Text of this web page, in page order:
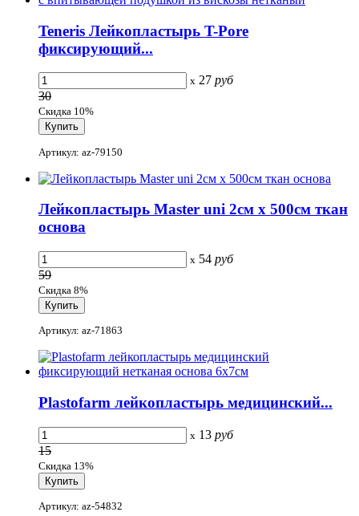
Teneris Лейкопластырь T-Pore
фиксирующий...
x 27 руб
30
Скидка 10%
Артикул: az-79150
Лейкопластырь Master uni 2см х 500см ткан
основа
x 54 руб
59
Скидка 8%
Артикул: az-71863
Plastofarm лейкопластырь медицинский...
x 13 руб
15
Скидка 13%
Артикул: az-54832